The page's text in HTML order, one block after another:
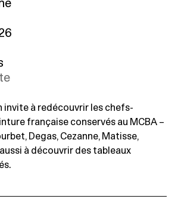
invite à redécouvrir les chefs-
française conservés au MCBA –
Degas, Cezanne, Matisse,
à découvrir des tableaux